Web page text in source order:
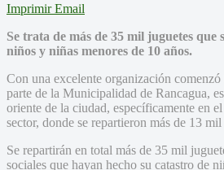
Imprimir Email
Se trata de más de 35 mil juguetes
niños y niñas menores de 10 años.
Con una excelente organización
parte de la Municipalidad de Rancagua,
oriente de la ciudad, específicamente en
sector, donde se repartieron más de 13
Se repartirán en total más de 35 mil
sociales que hayan hecho su catastro de